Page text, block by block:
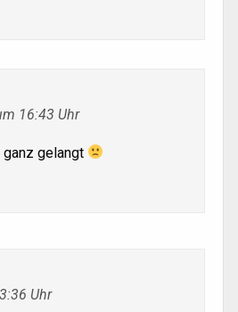
16:43 Uhr
ganz gelangt
Uhr